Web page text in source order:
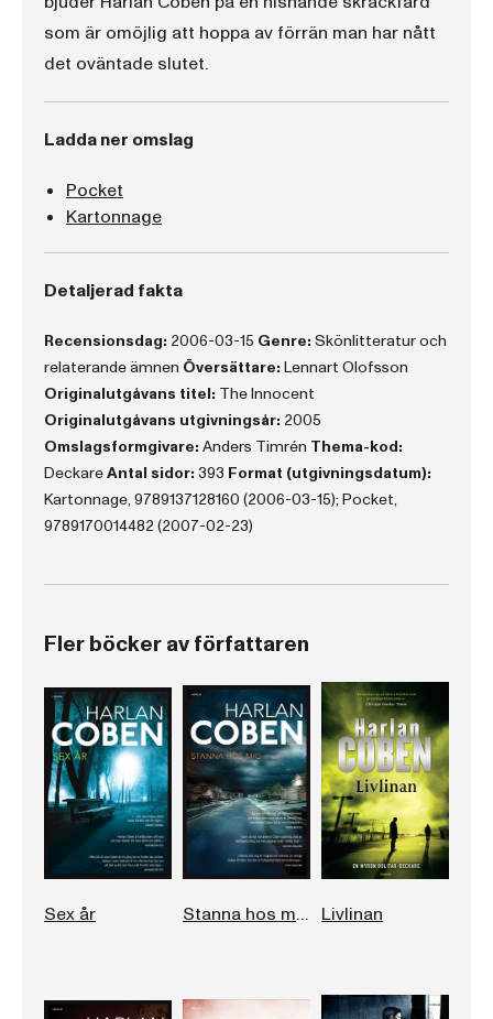
som är omöjlig att hoppa av förrän man har nått
det oväntade slutet.
Ladda ner omslag
Pocket
Kartonnage
Detaljerad fakta
Recensionsdag: 2006-03-15 Genre: Skönlitteratur och
relaterande ämnen Översättare: Lennart Olofsson
Originalutgåvans titel: The Innocent
Originalutgåvans utgivningsår: 2005
Omslagsformgivare: Anders Timrén Thema-kod:
DeckareAntal sidor: 393 Format (utgivningsdatum):
Kartonnage, 9789137128160 (2006-03-15); Pocket,
9789170014482 (2007-02-23)
Fler böcker av författaren
Sex år Stanna hos mig Livlinan